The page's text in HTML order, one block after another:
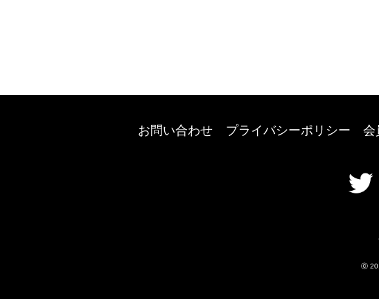
お問い合わせ プライバシーポリシー 会
ⓒ